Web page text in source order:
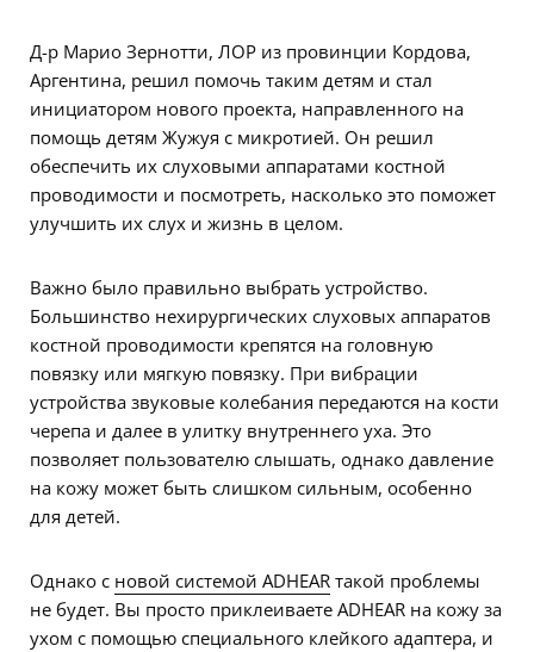
Д-р Марио Зернотти, ЛОР из провинции Кордова,
Аргентина, решил помочь таким детям и стал
инициатором нового проекта, направленного на
помощь детям Жужуя с микротией. Он решил
обеспечить их слуховыми аппаратами костной
проводимости и посмотреть, насколько это поможет
улучшить их слух и жизнь в целом.
Важно было правильно выбрать устройство.
Большинство нехирургических слуховых аппаратов
костной проводимости крепятся на головную
повязку или мягкую повязку. При вибрации
устройства звуковые колебания передаются на кости
черепа и далее в улитку внутреннего уха. Это
позволяет пользователю слышать, однако давление
на кожу может быть слишком сильным, особенно
для детей.
Однако с новой системой ADHEAR такой проблемы
не будет. Вы просто приклеиваете ADHEAR на кожу за
ухом с помощью специального клейкого адаптера, и